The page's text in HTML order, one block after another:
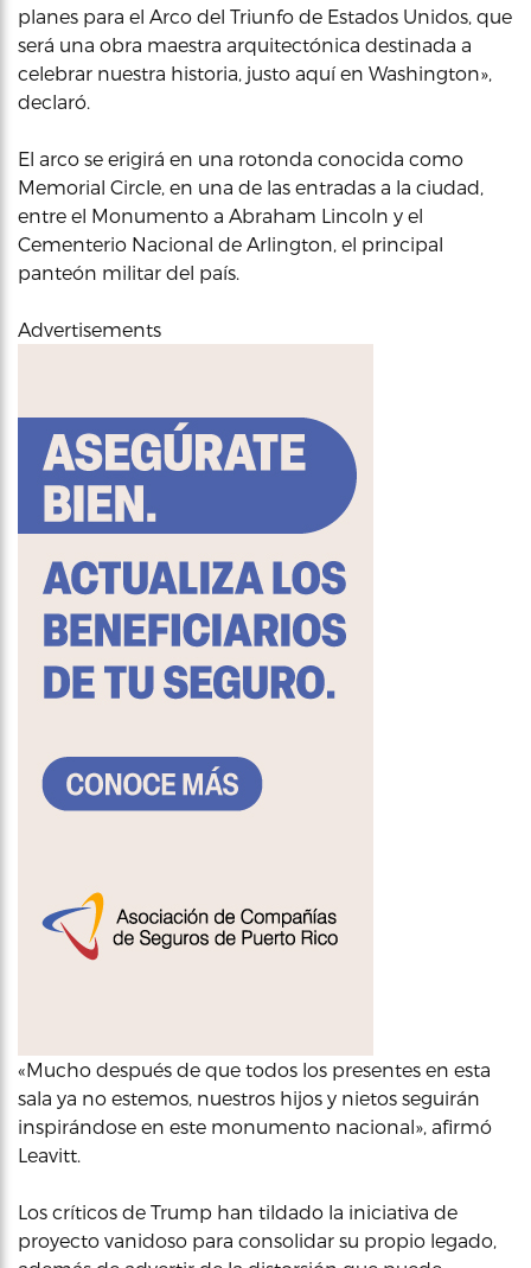
planes para el Arco del Triunfo de Estados Unidos, que
será una obra maestra arquitectónica destinada a
celebrar nuestra historia, justo aquí en Washington»,
declaró.
El arco se erigirá en una rotonda conocida como
Memorial Circle, en una de las entradas a la ciudad,
entre el Monumento a Abraham Lincoln y el
Cementerio Nacional de Arlington, el principal
panteón militar del país.
Advertisements
«Mucho después de que todos los presentes en esta
sala ya no estemos, nuestros hijos y nietos seguirán
inspirándose en este monumento nacional», afirmó
Leavitt.
Los críticos de Trump han tildado la iniciativa de
proyecto vanidoso para consolidar su propio legado,